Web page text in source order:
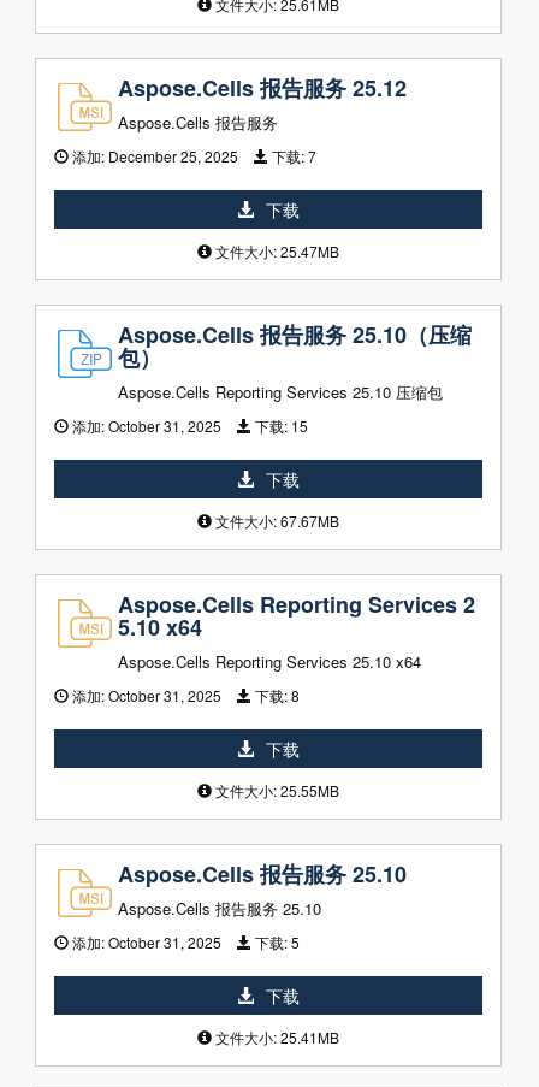
文件大小: 25.61MB
Aspose.Cells 报告服务 25.12
Aspose.Cells 报告服务
添加: December 25, 2025 下载:7
下载
文件大小: 25.47MB
Aspose.Cells 报告服务 25.10（压缩
包）
Aspose.Cells Reporting Services 25.10 压缩包
添加:October 31, 2025 下载: 15
下载
文件大小: 67.67MB
Aspose.Cells Reporting Services 2
5.10 x64
Aspose.Cells Reporting Services 25.10 x64
添加:October 31, 2025 下载:8
下载
文件大小: 25.55MB
Aspose.Cells 报告服务 25.10
Aspose.Cells 报告服务 25.10
添加:October 31, 2025 下载:5
下载
文件大小: 25.41MB